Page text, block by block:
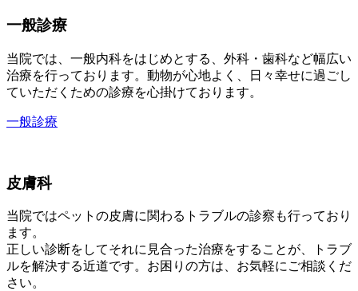
一般診療
当院では、一般内科をはじめとする、外科・歯科など幅広い
治療を行っております。動物が心地よく、日々幸せに過ごし
ていただくための診療を心掛けております。
一般診療
皮膚科
当院ではペットの皮膚に関わるトラブルの診察も行っており
ます。
正しい診断をしてそれに見合った治療をすることが、トラブ
ルを解決する近道です。お困りの方は、お気軽にご相談くだ
さい。